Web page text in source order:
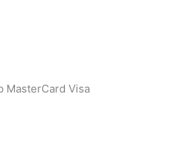
MasterCard Visa